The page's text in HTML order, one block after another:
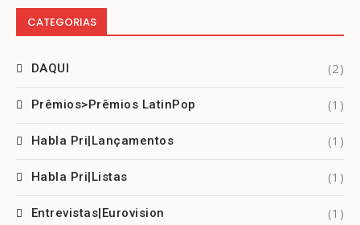
CATEGORIAS
DAQUI (2)
Prêmios>Prêmios LatinPop (1)
Habla Pri|Lançamentos (1)
Habla Pri|Listas (1)
Entrevistas|Eurovision (1)